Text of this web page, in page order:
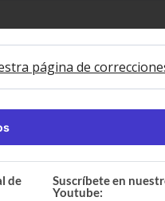
página de
de
Suscríbete en
Youtube: